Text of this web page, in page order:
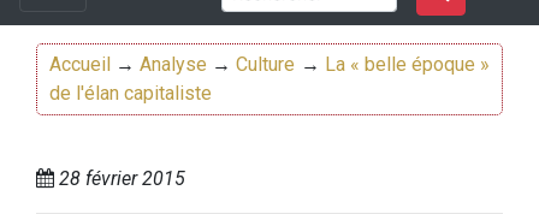
Accueil →Analyse →Culture → La « belle époque »
de l'élan capitaliste
28 février 2015